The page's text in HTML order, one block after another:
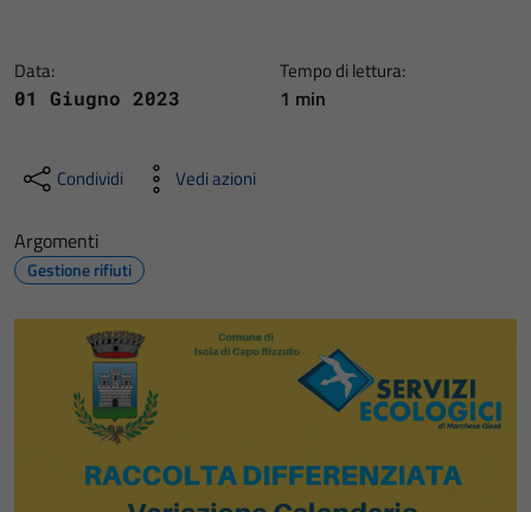
Data:
01 Giugno 2023
Tempo di lettura:
1 min
Condividi Vedi azioni
Argomenti
Gestione rifiuti